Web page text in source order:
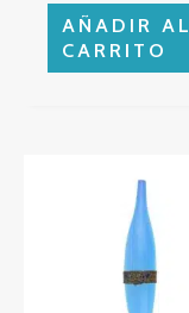
AÑADIR AL
CARRITO